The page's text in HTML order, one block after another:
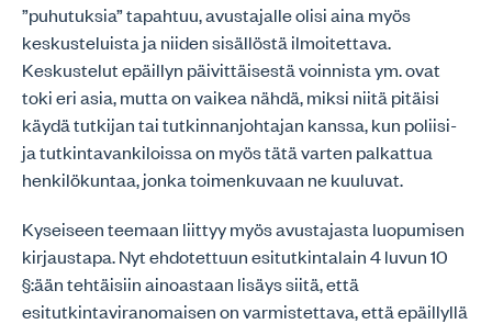
”puhutuksia” tapahtuu, avustajalle olisi aina myös
keskusteluista ja niiden sisällöstä ilmoitettava.
Keskustelut epäillyn päivittäisestä voinnista ym. ovat
toki eri asia, mutta on vaikea nähdä, miksi niitä pitäisi
käydä tutkijan tai tutkinnanjohtajan kanssa, kun poliisi-
ja tutkintavankiloissa on myös tätä varten palkattua
henkilökuntaa, jonka toimenkuvaan ne kuuluvat.
Kyseiseen teemaan liittyy myös avustajasta luopumisen
kirjaustapa. Nyt ehdotettuun esitutkintalain 4 luvun 10
§:ään tehtäisiin ainoastaan lisäys siitä, että
esitutkintaviranomaisen on varmistettava, että epäillyllä